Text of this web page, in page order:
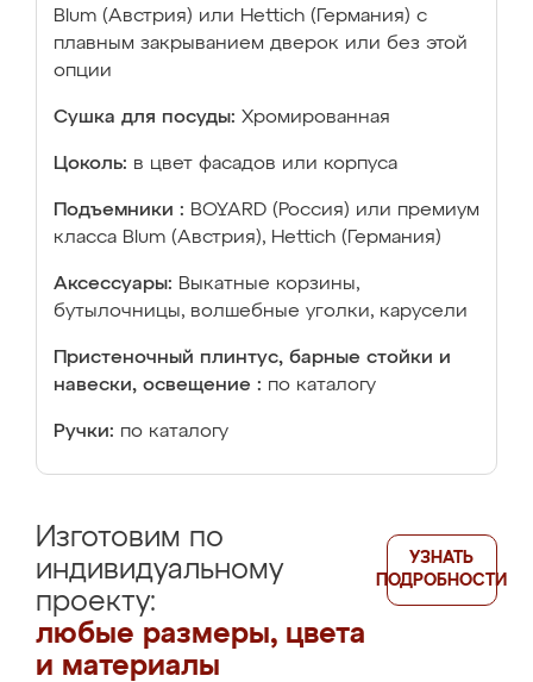
Blum (Австрия) или Hettich (Германия) с
плавным закрыванием дверок или без этой
опции
Сушка для посуды: Хромированная
Цоколь: в цвет фасадов или корпуса
Подъемники : BOYARD (Россия) или премиум
класса Blum (Австрия), Hettich (Германия)
Аксессуары: Выкатные корзины,
бутылочницы, волшебные уголки, карусели
Пристеночный плинтус, барные стойки и
навески, освещение : по каталогу
Ручки: по каталогу
Изготовим по
индивидуальному
проекту:
любые размеры, цвета
и материалы
УЗНАТЬ
ПОДРОБНОСТИ